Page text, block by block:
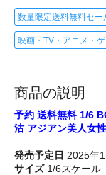
数量限定送料無料セー
映画・TV・アニメ・
商品の説明
予約 送料無料 1/6
沽 アジアン美人女
発売予定日 2025年
サイズ1/6スケール